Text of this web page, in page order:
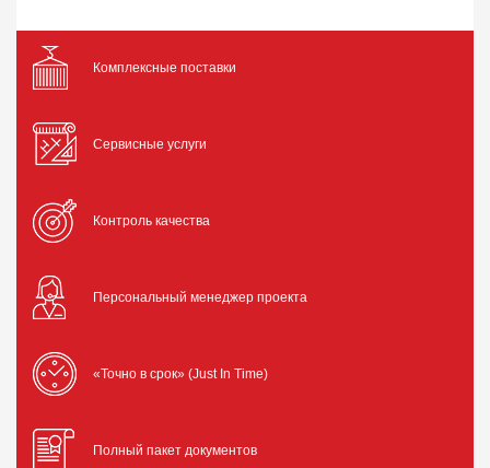
Комплексные поставки
Сервисные услуги
Контроль качества
Персональный менеджер проекта
«Точно в срок» (Just In Time)
Полный пакет документов